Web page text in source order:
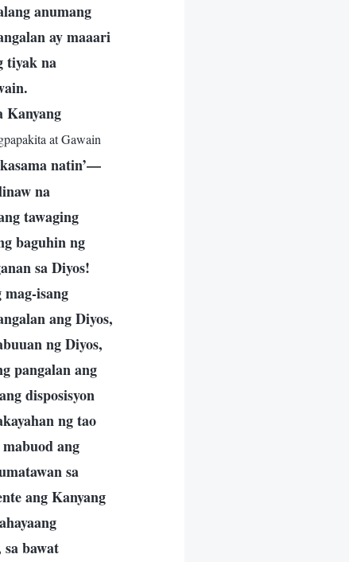
anumang
ay maaari
tiyak na
Kanyang
at Gawain
natin’—
na
tawaging
baguhin ng
sa Diyos!
isang
ang Diyos,
ng Diyos,
pangalan ang
disposisyon
ng tao
ang
sa
ang Kanyang
bawat